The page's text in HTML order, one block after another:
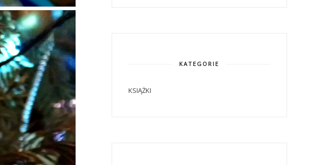
KATEGORIE
KSIĄŻKI